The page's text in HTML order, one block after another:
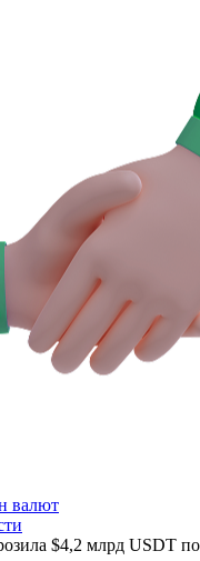
валют
$4,2 млрд USDT по